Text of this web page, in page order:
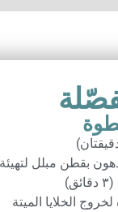
ﺑﻘﻄﻦ ﻣﺒﻠﻞ
اﻟﺨﻼﻳﺎ اﻟﻤﻴﺘﺔ